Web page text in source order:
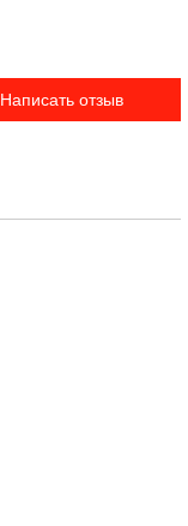
Написать отзыв